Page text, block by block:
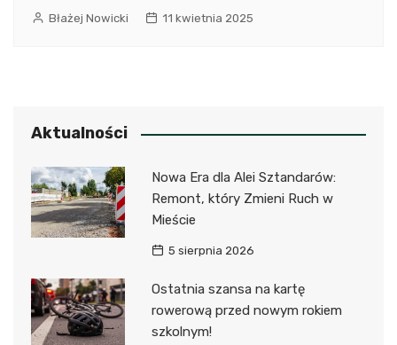
Błażej Nowicki 11 kwietnia 2025
Aktualności
Nowa Era dla Alei Sztandarów:
Remont, który Zmieni Ruch w
Mieście
5 sierpnia 2026
Ostatnia szansa na kartę
rowerową przed nowym rokiem
szkolnym!